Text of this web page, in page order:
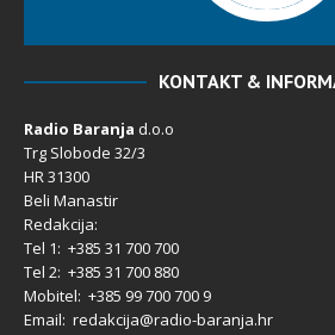
KONTAKT &
Radio Baranja d.o.o
Trg Slobode 32/3
HR 31300
Beli Manastir
Redakcija:
Tel 1: +385 31 700 700
Tel 2: +385 31 700 880
Mobitel: +385 99 700 700 9
Email: redakcija@radio-baranja.hr